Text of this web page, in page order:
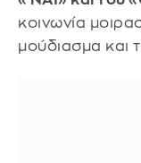
κοινωνία
μούδιασμα και